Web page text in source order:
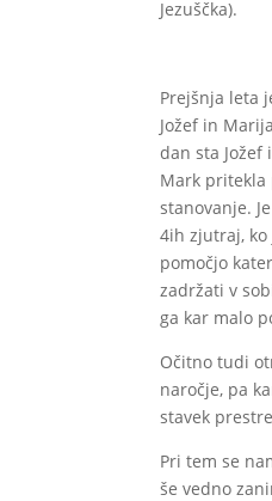
Jezuščka).
Prejšnja leta
Jožef in
dan sta
Mark pritekla
stanovanje.
4ih zjutraj,
pomočjo
zadržati v
ga kar malo
Očitno tudi
naročje, pa
stavek
Pri tem se
še vedno